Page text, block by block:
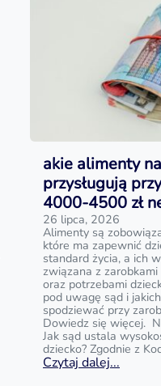
akie alimenty
przysługują
4000-4500 zł
26 lipca, 2026
Alimenty są
które ma zapewnić
standard życia, a ich
związana z
oraz potrzebami
pod uwagę sąd i
spodziewać przy
Dowiedz się więcej.
Jak sąd ustala
dziecko? Zgodnie z
Czytaj dalej...